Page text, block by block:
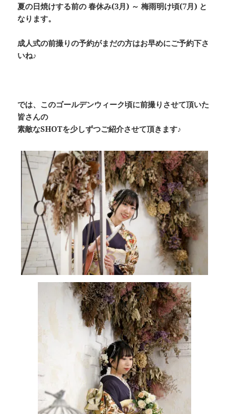
夏の日焼けする前の 春休み(3月) ～ 梅雨明け頃(7月) と
なります。
成人式の前撮りの予約がまだの方はお早めにご予約下さ
いね♪
では、このゴールデンウィーク頃に前撮りさせて頂いた
皆さんの
素敵なSHOTを少しずつご紹介させて頂きます♪